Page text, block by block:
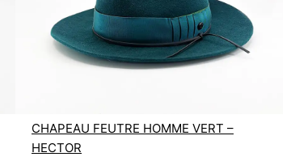
CHAPEAU FEUTRE HOMME VERT –
HECTOR